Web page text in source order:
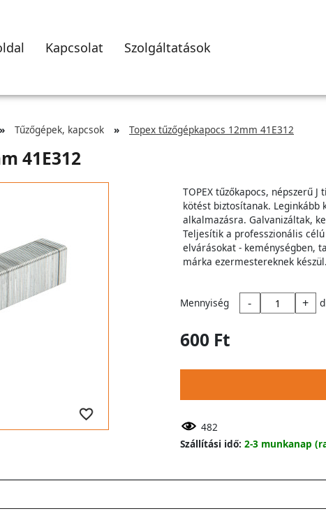
Kapcsolat Szolgáltatások
Tűzőgépek, kapcsok Topex tűzőgépkapocs 12mm 41E312
41E312
TOPEX tűzőkapocs, népszerű
kötést biztosítanak.
alkalmazásra. Galvanizáltak,
Teljesítik a professzionális
elvárásokat - keménységben,
márka ezermestereknek készül.
Mennyiség - +
600 Ft
482
Szállítási idő: 2-3 munkanap